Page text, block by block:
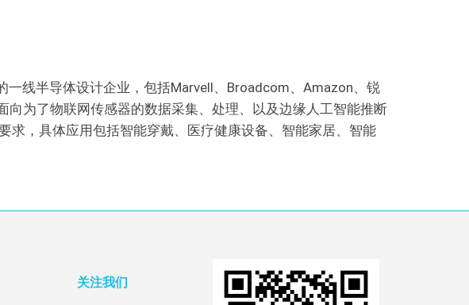
线半导体设计企业，包括Marvell、Broadcom、Amazon、锐
为了物联网传感器的数据采集、处理、以及边缘人工智能推断
求，具体应用包括智能穿戴、医疗健康设备、智能家居、智能
关注我们